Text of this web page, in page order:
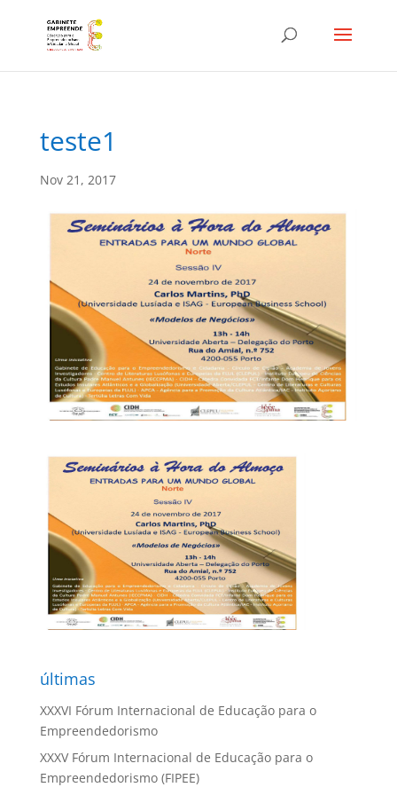
teste1
Nov 21, 2017
últimas
XXXVI Fórum Internacional de Educação para o
Empreendedorismo
XXXV Fórum Internacional de Educação para o
Empreendedorismo (FIPEE)